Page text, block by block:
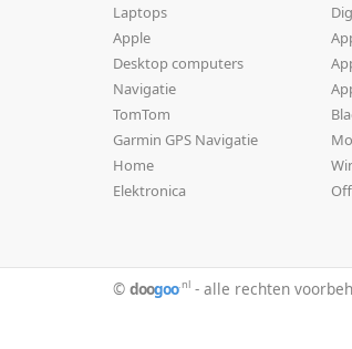
Laptops
Apple
Desktop computers
Navigatie
TomTom
Garmin GPS Navigatie
Home
Elektronica
© doogoo.nl - alle rechten